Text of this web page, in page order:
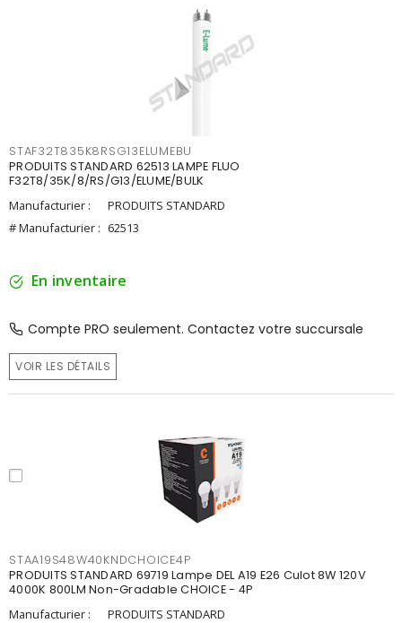
STAF32T835K8RSG13ELUMEBU
PRODUITS STANDARD 62513 LAMPE FLUO
F32T8/35K/8/RS/G13/ELUME/BULK
Manufacturier :
PRODUITS STANDARD
# Manufacturier : 62513
En inventaire
Compte PRO seulement. Contactez votre succursale
VOIR LES DÉTAILS
STAA19S48W40KNDCHOICE4P
PRODUITS STANDARD 69719 Lampe DEL A19 E26 Culot 8W 120V
4000K 800LM Non-Gradable CHOICE - 4P
Manufacturier :
PRODUITS STANDARD